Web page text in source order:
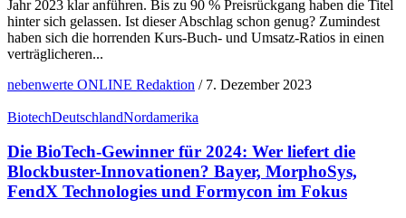
Jahr 2023 klar anführen. Bis zu 90 % Preisrückgang haben die Titel
hinter sich gelassen. Ist dieser Abschlag schon genug? Zumindest
haben sich die horrenden Kurs-Buch- und Umsatz-Ratios in einen
verträglicheren...
nebenwerte ONLINE Redaktion / 7. Dezember 2023
BiotechDeutschlandNordamerika
Die BioTech-Gewinner für 2024: Wer liefert die
Blockbuster-Innovationen? Bayer, MorphoSys,
FendX Technologies und Formycon im Fokus